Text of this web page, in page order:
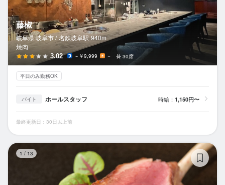
藤椒
岐阜県 岐阜市 / 名鉄岐阜駅 940m
焼肉
3.02 ～￥9,999 － 30席
平日のみ勤務OK
バイト ホールスタッフ 時給： 1,150円〜
最終更新日：30日以上前
1 / 13